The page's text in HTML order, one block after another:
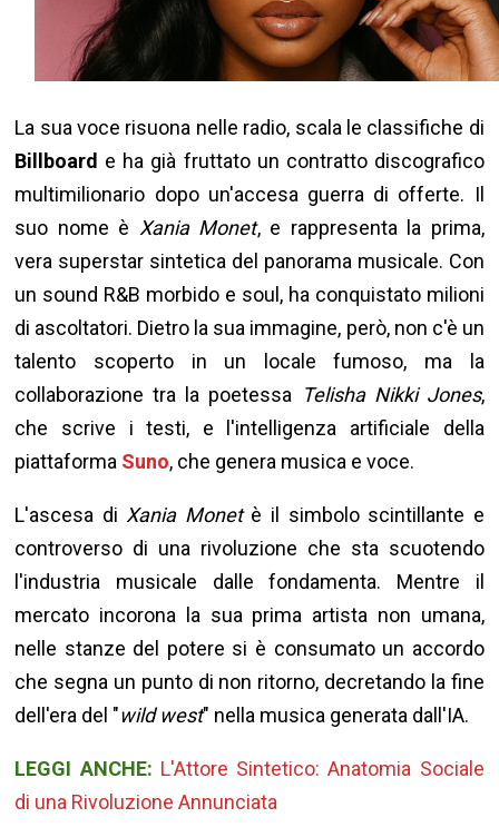
La sua voce risuona nelle radio, scala le classifiche di
Billboard e ha già fruttato un contratto discografico
multimilionario dopo un'accesa guerra di offerte. Il
suo nome è Xania Monet, e rappresenta la prima,
vera superstar sintetica del panorama musicale. Con
un sound R&B morbido e soul, ha conquistato milioni
di ascoltatori. Dietro la sua immagine, però, non c'è un
talento scoperto in un locale fumoso, ma la
collaborazione tra la poetessa
Telisha Nikki Jones,
che scrive i testi, e l'intelligenza artificiale della
piattaforma Suno, che genera musica e voce.
L'ascesa di Xania Monetè il simbolo scintillante e
controverso di una rivoluzione che sta scuotendo
l'industria musicale dalle fondamenta. Mentre il
mercato incorona la sua prima artista non umana,
nelle stanze del potere si è consumato un accordo
che segna un punto di non ritorno, decretando la fine
dell'era del "wild west" nella musica generata dall'IA.
LEGGI ANCHE: L'Attore Sintetico: Anatomia Sociale
di una Rivoluzione Annunciata